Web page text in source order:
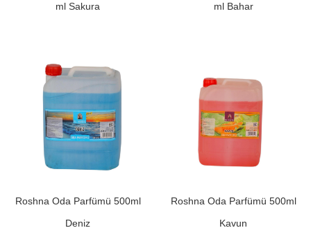
ml Sakura
ml Bahar
Roshna Oda Parfümü 500ml
Deniz
Roshna Oda Parfümü 500ml
Kavun